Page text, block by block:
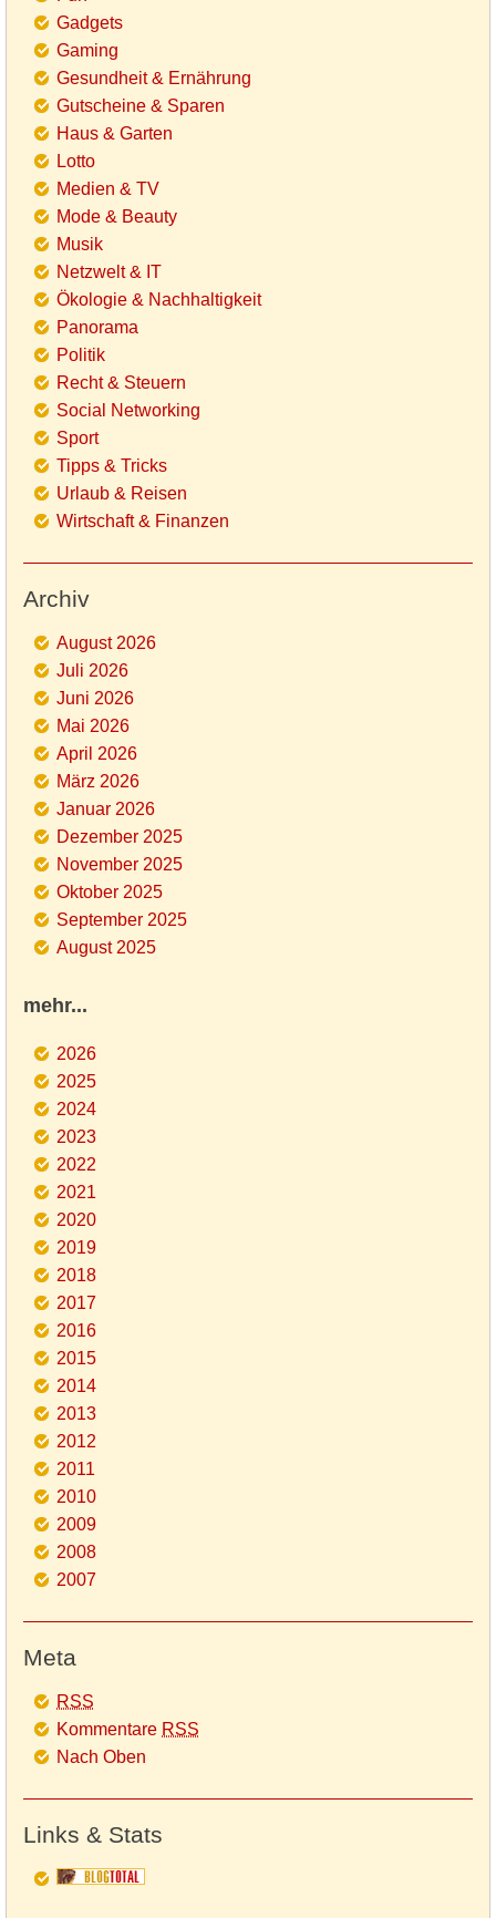
Gadgets
Gaming
Gesundheit & Ernährung
Gutscheine & Sparen
Haus & Garten
Lotto
Medien & TV
Mode & Beauty
Musik
Netzwelt & IT
Ökologie & Nachhaltigkeit
Panorama
Politik
Recht & Steuern
Social Networking
Sport
Tipps & Tricks
Urlaub & Reisen
Wirtschaft & Finanzen
Archiv
August 2026
Juli 2026
Juni 2026
Mai 2026
April 2026
März 2026
Januar 2026
Dezember 2025
November 2025
Oktober 2025
September 2025
August 2025
mehr...
2026
2025
2024
2023
2022
2021
2020
2019
2018
2017
2016
2015
2014
2013
2012
2011
2010
2009
2008
2007
Meta
RSS
Kommentare RSS
Nach Oben
Links & Stats